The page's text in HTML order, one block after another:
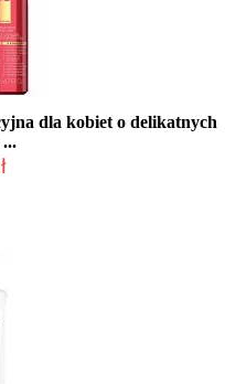
dla kobiet o delikatnych
...